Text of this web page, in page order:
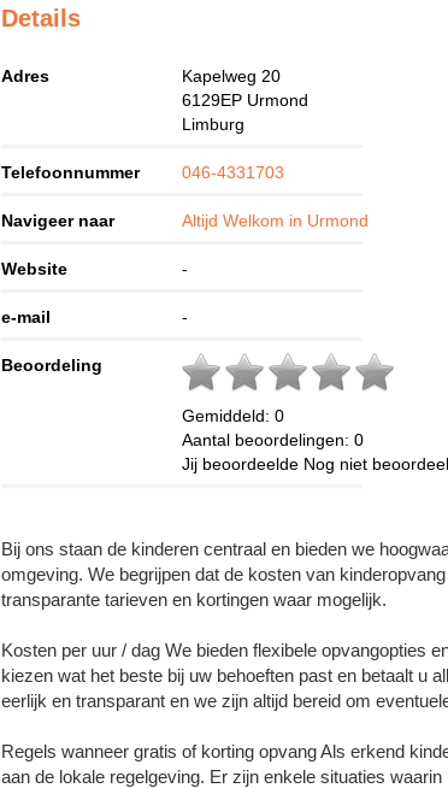
Details
Adres
Kapelweg 20
6129EP Urmond
Limburg
Telefoonnummer 046-4331703
Navigeer naar Altijd Welkom in Urmond
Website -
e-mail -
Beoordeling
Gemiddeld:0
Aantal beoordelingen:0
Jij beoordeelde Nog niet
Bij ons staan de kinderen centraal en bieden we
omgeving. We begrijpen dat de kosten van
transparante tarieven en kortingen waar mogelijk.
Kosten per uur / dag We bieden flexibele opvangopties
kiezen wat het beste bij uw behoeften past en betaalt u
eerlijk en transparant en we zijn altijd bereid om
Regels wanneer gratis of korting opvang Als erkend
aan de lokale regelgeving. Er zijn enkele situaties